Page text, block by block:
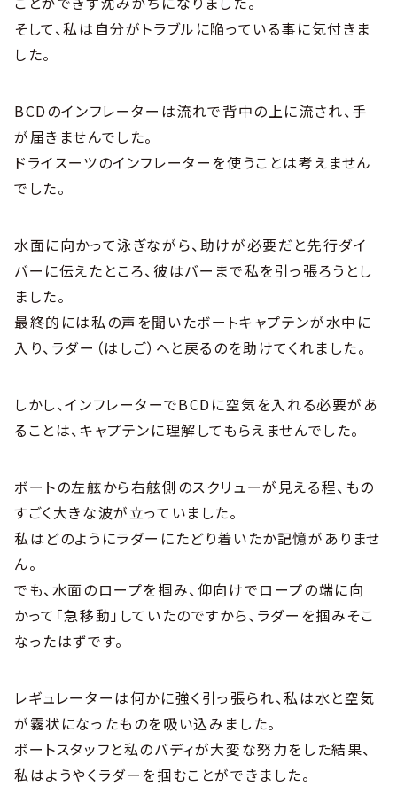
そして、私は自分がトラブルに陥っている事に気付きま
した。
BCDのインフレーターは流れで背中の上に流され、手
が届きませんでした。
ドライスーツのインフレーターを使うことは考えません
でした。
水面に向かって泳ぎながら、助けが必要だと先行ダイ
バーに伝えたところ、彼はバーまで私を引っ張ろうとし
ました。
最終的には私の声を聞いたボートキャプテンが水中に
入り、ラダー（はしご）へと戻るのを助けてくれました。
しかし、インフレーターでBCDに空気を入れる必要があ
ることは、キャプテンに理解してもらえませんでした。
ボートの左舷から右舷側のスクリューが見える程、もの
すごく大きな波が立っていました。
私はどのようにラダーにたどり着いたか記憶がありませ
ん。
でも、水面のロープを掴み、仰向けでロープの端に向
かって「急移動」していたのですから、ラダーを掴みそこ
なったはずです。
レギュレーターは何かに強く引っ張られ、私は水と空気
が霧状になったものを吸い込みました。
ボートスタッフと私のバディが大変な努力をした結果、
私はようやくラダーを掴むことができました。